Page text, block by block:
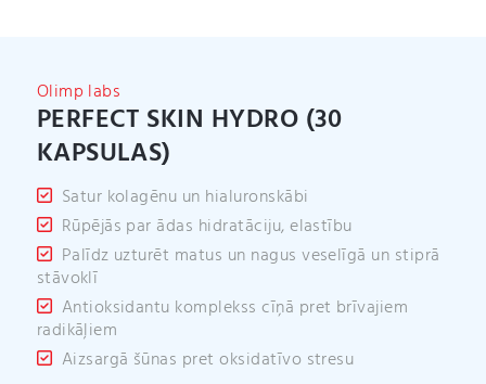
Olimp labs
PERFECT SKIN HYDRO (30
KAPSULAS)
Satur kolagēnu un hialuronskābi
Rūpējās par ādas hidratāciju, elastību
Palīdz uzturēt matus un nagus veselīgā un stiprā
stāvoklī
Antioksidantu komplekss cīņā pret brīvajiem
radikāļiem
Aizsargā šūnas pret oksidatīvo stresu